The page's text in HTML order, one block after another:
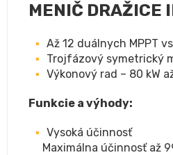
MENIČ DRAŽICE
Až 12 duálnych MPPT
Trojfázový symetrický
Výkonový rad – 80 kW
Funkcie a výhody:
Vysoká účinnosť
Maximálna účinnosť až